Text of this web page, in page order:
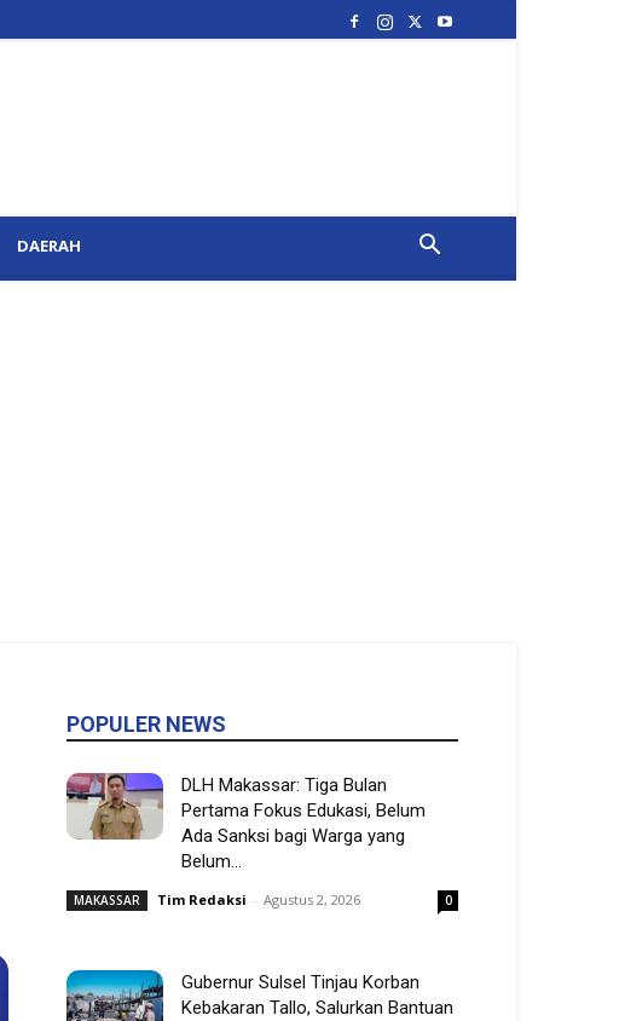
DAERAH
POPULER NEWS
DLH Makassar: Tiga Bulan
Pertama Fokus Edukasi, Belum
Ada Sanksi bagi Warga yang
Belum...
MAKASSAR Tim Redaksi - Agustus 2, 2026 0
Gubernur Sulsel Tinjau Korban
Kebakaran Tallo, Salurkan Bantuan